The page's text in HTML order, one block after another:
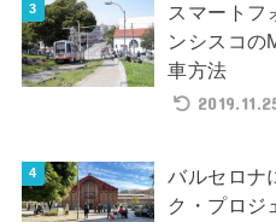
スマートフ
ンシスコの
車方法
バルセロナ
ク・プロジ